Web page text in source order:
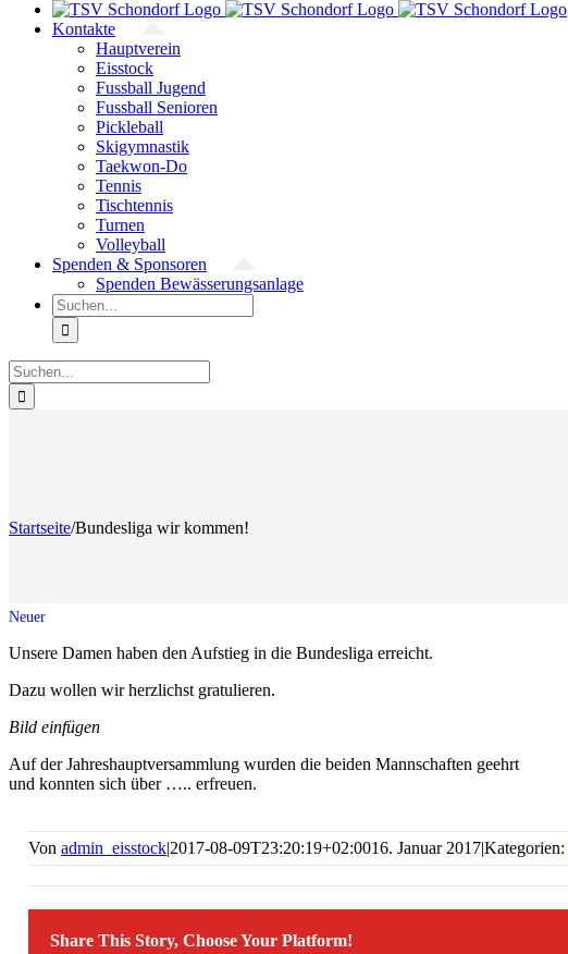
Kontakte
Hauptverein
Eisstock
Fussball Jugend
Fussball Senioren
Pickleball
Skigymnastik
Taekwon-Do
Tennis
Tischtennis
Turnen
Volleyball
Spenden & Sponsoren
Spenden Bewässerungsanlage
Suche
nach:
Suche
nach:
Startseite/Bundesliga wir kommen!
Unsere Damen haben den Aufstieg in die Bundesliga erreicht.
Dazu wollen wir herzlichst gratulieren.
Bild einfügen
Auf der Jahreshauptversammlung wurden die beiden Mannschaften geehrt
und konnten sich über ….. erfreuen.
Von admin_eisstock|2017-08-09T23:20:19+02:0016. Januar 2017|Kategorien:
Share This Story, Choose Your Platform!